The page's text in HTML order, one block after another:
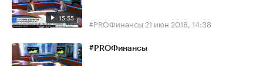
15:55 #PROФинансы 21 июн 2018, 14:38
#PROФинансы